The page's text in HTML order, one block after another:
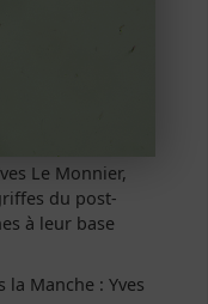
Le Monnier,
du post-
à leur base
Manche : Yves